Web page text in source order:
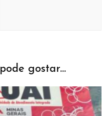
gostar...